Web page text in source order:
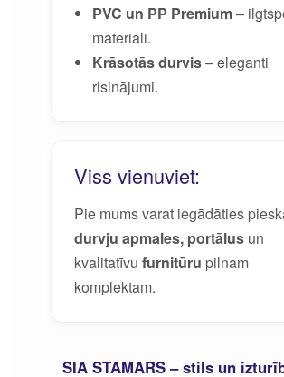
PVC un PP Premium–
materiāli.
Krāsotās durvis– eleganti
risinājumi.
Viss vienuviet:
Pie mums varat iegādāties
durvju apmales, portālus un
kvalitatīvu furnitūru pilnam
komplektam.
SIA STAMARS – stils un